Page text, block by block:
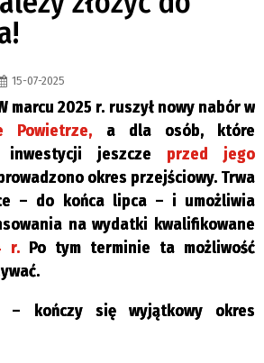
15-07-2025
marcu 2025 r. ruszył nowy nabór w
Powietrze, a dla osób, które
inwestycji jeszcze przed jego
okres przejściowy. Trwa
– do końca lipca – i umożliwia
na wydatki kwalifikowane
r. Po tym terminie ta możliwość
– kończy się wyjątkowy okres